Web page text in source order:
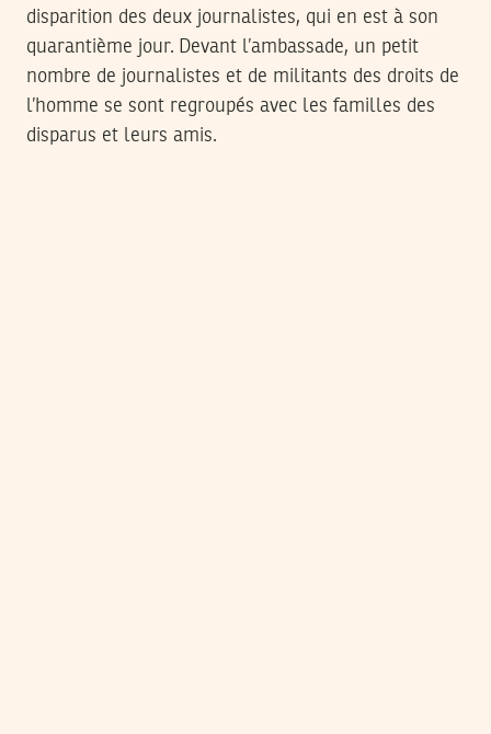
disparition des deux journalistes, qui en est à son
quarantième jour. Devant l’ambassade, un petit
nombre de journalistes et de militants des droits de
l’homme se sont regroupés avec les familles des
disparus et leurs amis.